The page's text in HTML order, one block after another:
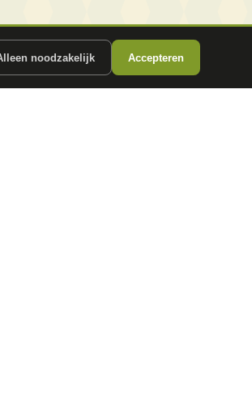
noodzakelijk Accepteren